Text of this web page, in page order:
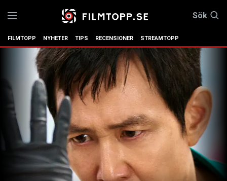
Sök
FILMTOPP NYHETER TIPS RECENSIONER STREAMTOPP